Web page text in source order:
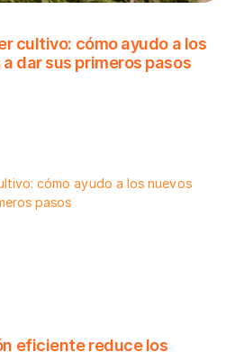
cultivo: cómo ayudo a los
dar sus primeros pasos
eficiente reduce los